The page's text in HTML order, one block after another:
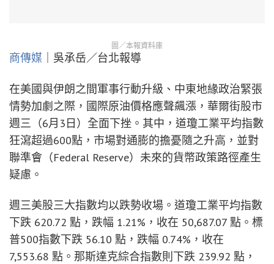
圖／本報資料庫
商傳媒 ｜吳承岳／台北報導
在美國與伊朗之間軍事行動升級、中東地緣政治緊張
情勢加劇之際，國際原油價格應聲飆漲，華爾街股市
週三（6月3日）全面下挫。其中，道瓊工業平均指數
狂瀉超過600點，市場對通膨的擔憂隨之升高，並對
聯準會（Federal Reserve）未來的貨幣政策路徑產生
疑慮。
週三美股三大指數均以跌勢收場。道瓊工業平均指數
下跌 620.72 點，跌幅 1.21%，收在 50,687.07 點。標
普500指數下跌 56.10 點，跌幅 0.74%，收在
7,553.68 點。那斯達克綜合指數則下跌 239.92 點，